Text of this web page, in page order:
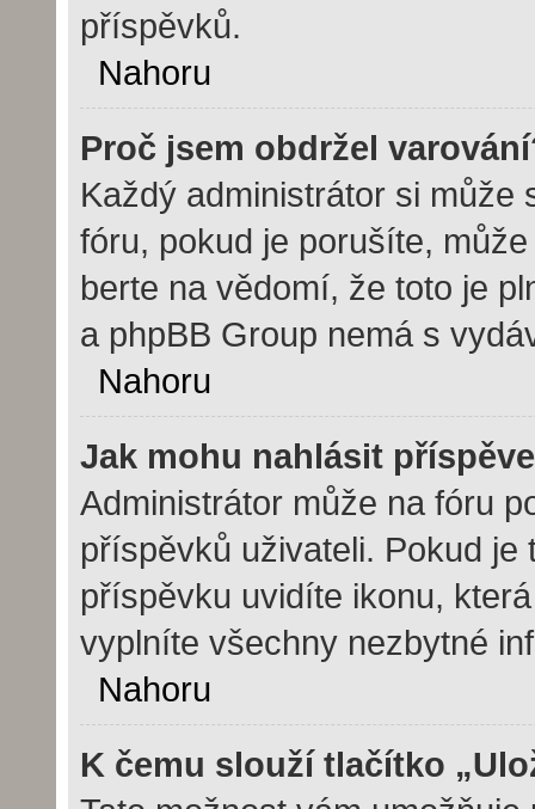
příspěvků.
Nahoru
Proč jsem obdržel
Každý administrátor si může
fóru, pokud je porušíte,
berte na vědomí, že toto je
a phpBB Group nemá s
Nahoru
Jak mohu nahlásit
Administrátor může na fóru
příspěvků uživateli. Pokud
příspěvku uvidíte ikonu,
vyplníte všechny nezbytné
Nahoru
K čemu slouží tlačítko